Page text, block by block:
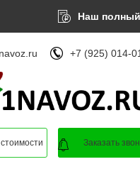
Наш
+7 (925) 014-
Заказать